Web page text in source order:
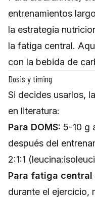
entrenamientos
la estrategia
la fatiga central.
con la bebida de
Dosis y timing
Si decides usarlos,
en literatura:
Para DOMS: 5-10 g
después del
2:1:1
Para fatiga central
durante el ejercicio,